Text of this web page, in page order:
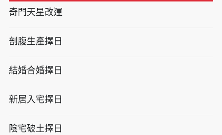
奇門天星改運
剖腹生產擇日
結婚合婚擇日
新居入宅擇日
陰宅破土擇日